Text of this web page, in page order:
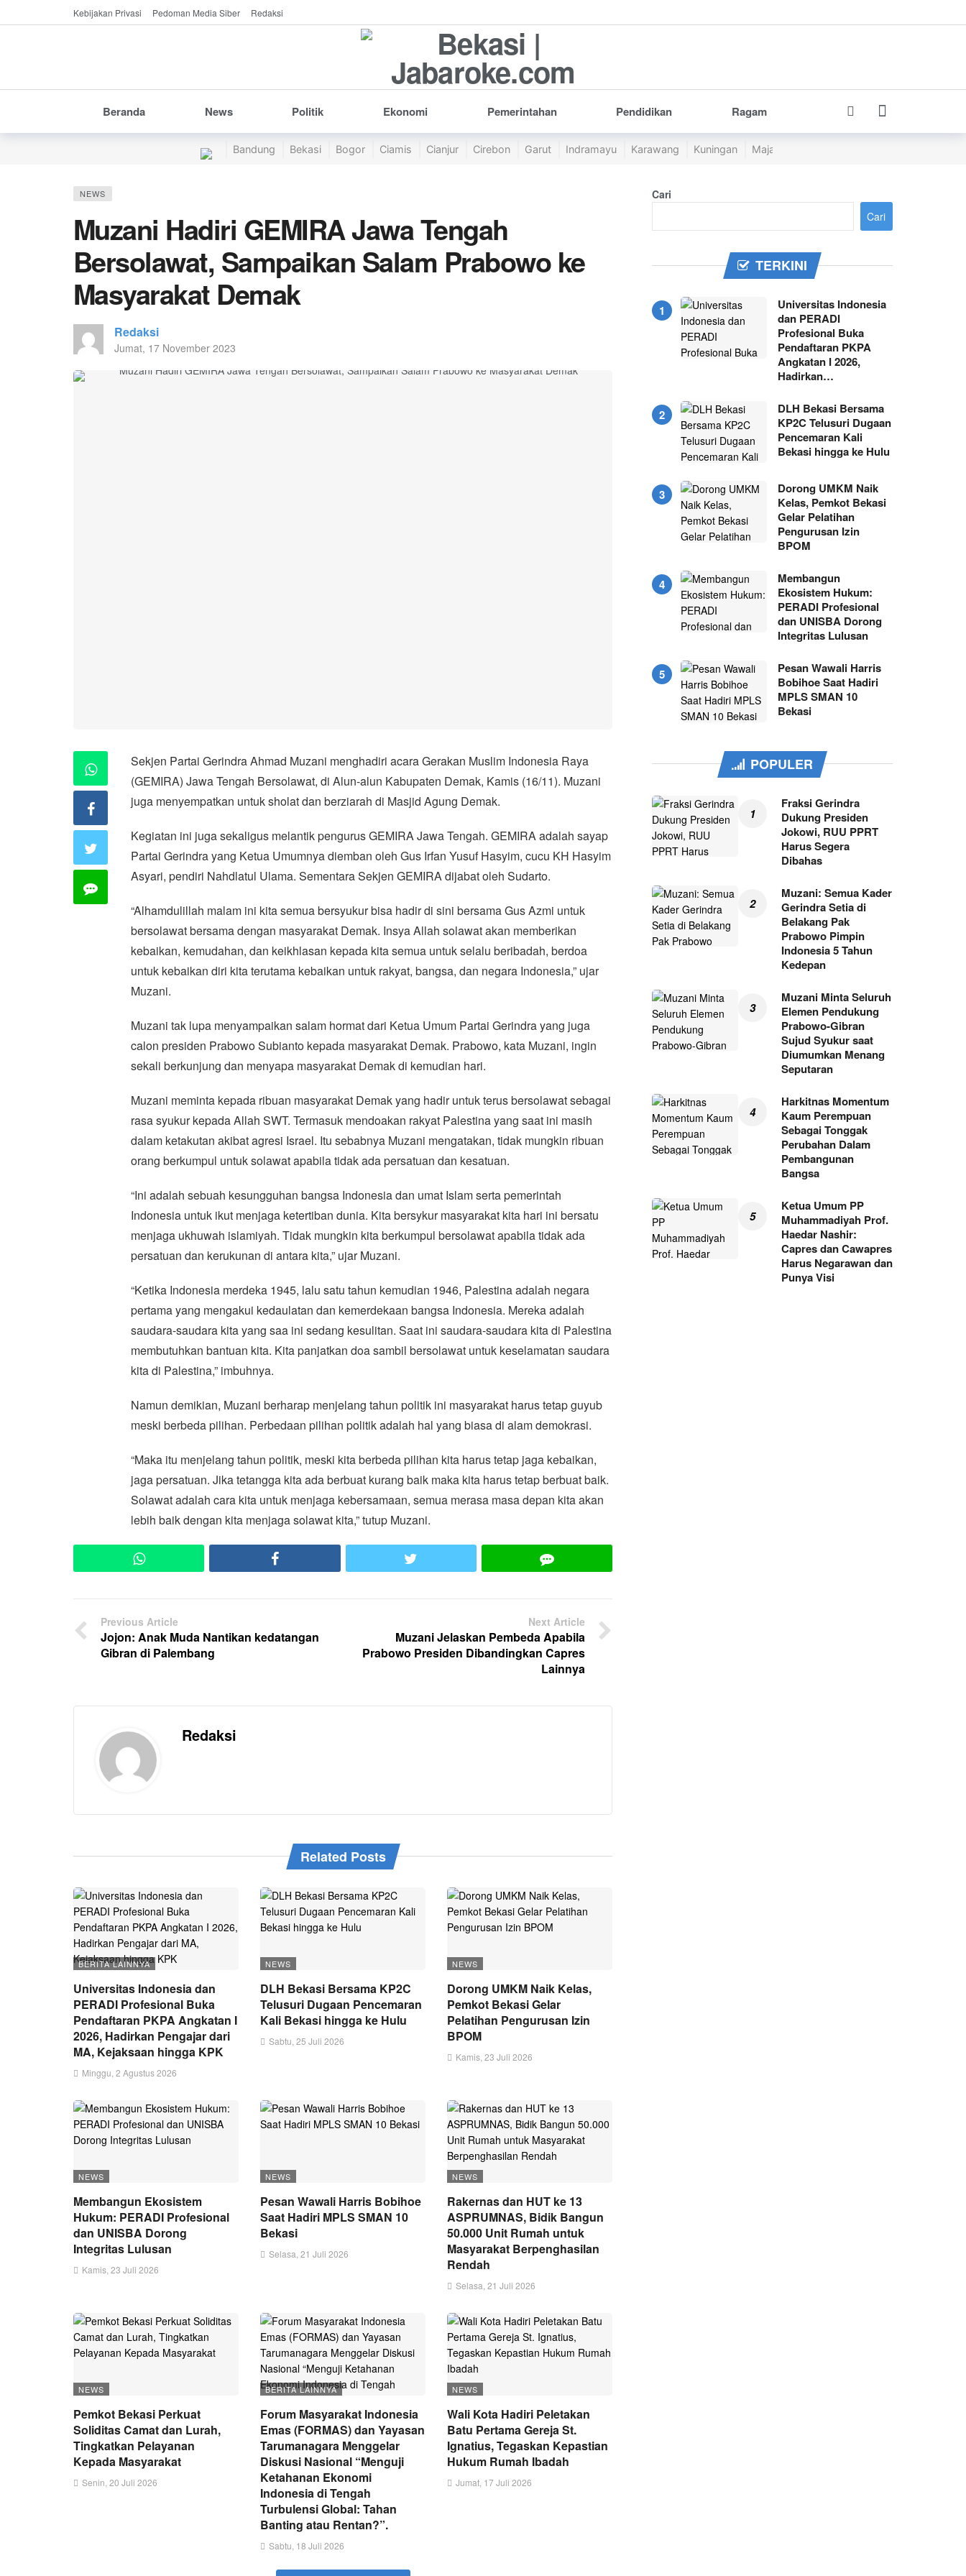
Kebijakan Privasi Pedoman Media Siber Redaksi
Beranda News Politik Ekonomi Pemerintahan Pendidikan Ragam
Bandung Bekasi Bogor Ciamis Cianjur Cirebon Garut Indramayu Karawang Kuningan Majalengka
NEWS
Muzani Hadiri GEMIRA Jawa Tengah
Bersolawat, Sampaikan Salam Prabowo ke
Masyarakat Demak
Redaksi
Jumat, 17 November 2023
Sekjen Partai Gerindra Ahmad Muzani menghadiri acara Gerakan Muslim Indonesia Raya
(GEMIRA) Jawa Tengah Bersolawat, di Alun-alun Kabupaten Demak, Kamis (16/11). Muzani
juga menyempatkan untuk sholat dan berziarah di Masjid Agung Demak.
Kegiatan ini juga sekaligus melantik pengurus GEMIRA Jawa Tengah. GEMIRA adalah sayap
Partai Gerindra yang Ketua Umumnya diemban oleh Gus Irfan Yusuf Hasyim, cucu KH Hasyim
Asyari, pendiri Nahdlatul Ulama. Sementara Sekjen GEMIRA dijabat oleh Sudarto.
“Alhamdulillah malam ini kita semua bersyukur bisa hadir di sini bersama Gus Azmi untuk
bersolawat bersama dengan masyarakat Demak. Insya Allah solawat akan memberikan
kebaikan, kemudahan, dan keikhlasan kepada kita semua untuk selalu beribadah, berdoa
untuk kebaikan diri kita terutama kebaikan untuk rakyat, bangsa, dan negara Indonesia,” ujar
Muzani.
Muzani tak lupa menyampaikan salam hormat dari Ketua Umum Partai Gerindra yang juga
calon presiden Prabowo Subianto kepada masyarakat Demak. Prabowo, kata Muzani, ingin
sekali berkunjung dan menyapa masyarakat Demak di kemudian hari.
Muzani meminta kepada ribuan masyarakat Demak yang hadir untuk terus bersolawat sebagai
rasa syukur kepada Allah SWT. Termasuk mendoakan rakyat Palestina yang saat ini masih
dalam ketakutan akibat agresi Israel. Itu sebabnya Muzani mengatakan, tidak mungkin ribuan
orang berkumpul untuk solawat apabila tidak ada persatuan dan kesatuan.
“Ini adalah sebuah kesungguhan bangsa Indonesia dan umat Islam serta pemerintah
Indonesia untuk ikut menjaga ketertiban dunia. Kita bersykur masyarakat kita hari ini bersatu
menjaga ukhuwah islamiyah. Tidak mungkin kita berkumpul bersolawat apabila tidak ada
persatuan dan kerukunan di antara kita,” ujar Muzani.
“Ketika Indonesia merdeka 1945, lalu satu tahun kemudian 1946, Palestina adalah negara
pertama yang mengakui kedaulatan dan kemerdekaan bangsa Indonesia. Mereka adalah
saudara-saudara kita yang saa ini sedang kesulitan. Saat ini saudara-saudara kita di Palestina
membutuhkan bantuan kita. Kita panjatkan doa sambil bersolawat untuk keselamatan saudara
kita di Palestina,” imbuhnya.
Namun demikian, Muzani berharap menjelang tahun politik ini masyarakat harus tetap guyub
meski berbeda pilihan. Perbedaan pilihan politik adalah hal yang biasa di alam demokrasi.
“Maka itu menjelang tahun politik, meski kita berbeda pilihan kita harus tetap jaga kebaikan,
jaga persatuan. Jika tetangga kita ada berbuat kurang baik maka kita harus tetap berbuat baik.
Solawat adalah cara kita untuk menjaga kebersamaan, semua merasa masa depan kita akan
lebih baik dengan kita menjaga solawat kita,” tutup Muzani.
Previous Article
Jojon: Anak Muda Nantikan kedatangan
Gibran di Palembang
Next Article
Muzani Jelaskan Pembeda Apabila
Prabowo Presiden Dibandingkan Capres
Lainnya
Redaksi
Related Posts
BERITA LAINNYA
Universitas Indonesia dan
PERADI Profesional Buka
Pendaftaran PKPA Angkatan I
2026, Hadirkan Pengajar dari
MA, Kejaksaan hingga KPK
Minggu, 2 Agustus 2026
NEWS
DLH Bekasi Bersama KP2C
Telusuri Dugaan Pencemaran
Kali Bekasi hingga ke Hulu
Sabtu, 25 Juli 2026
NEWS
Dorong UMKM Naik Kelas,
Pemkot Bekasi Gelar
Pelatihan Pengurusan Izin
BPOM
Kamis, 23 Juli 2026
NEWS
Membangun Ekosistem
Hukum: PERADI Profesional
dan UNISBA Dorong
Integritas Lulusan
Kamis, 23 Juli 2026
NEWS
Pesan Wawali Harris Bobihoe
Saat Hadiri MPLS SMAN 10
Bekasi
Selasa, 21 Juli 2026
NEWS
Rakernas dan HUT ke 13
ASPRUMNAS, Bidik Bangun
50.000 Unit Rumah untuk
Masyarakat Berpenghasilan
Rendah
Selasa, 21 Juli 2026
NEWS
Pemkot Bekasi Perkuat
Soliditas Camat dan Lurah,
Tingkatkan Pelayanan
Kepada Masyarakat
Senin, 20 Juli 2026
BERITA LAINNYA
Forum Masyarakat Indonesia
Emas (FORMAS) dan Yayasan
Tarumanagara Menggelar
Diskusi Nasional “Menguji
Ketahanan Ekonomi
Indonesia di Tengah
Turbulensi Global: Tahan
Banting atau Rentan?”.
Sabtu, 18 Juli 2026
NEWS
Wali Kota Hadiri Peletakan
Batu Pertama Gereja St.
Ignatius, Tegaskan Kepastian
Hukum Rumah Ibadah
Jumat, 17 Juli 2026
Cari
Cari
TERKINI
Universitas Indonesia
dan PERADI
Profesional Buka
Pendaftaran PKPA
Angkatan I 2026,
Hadirkan…
DLH Bekasi Bersama
KP2C Telusuri Dugaan
Pencemaran Kali
Bekasi hingga ke Hulu
Dorong UMKM Naik
Kelas, Pemkot Bekasi
Gelar Pelatihan
Pengurusan Izin
BPOM
Membangun
Ekosistem Hukum:
PERADI Profesional
dan UNISBA Dorong
Integritas Lulusan
Pesan Wawali Harris
Bobihoe Saat Hadiri
MPLS SMAN 10
Bekasi
POPULER
Fraksi Gerindra
Dukung Presiden
Jokowi, RUU PPRT
Harus Segera
Dibahas
Muzani: Semua Kader
Gerindra Setia di
Belakang Pak
Prabowo Pimpin
Indonesia 5 Tahun
Kedepan
Muzani Minta Seluruh
Elemen Pendukung
Prabowo-Gibran
Sujud Syukur saat
Diumumkan Menang
Seputaran
Harkitnas Momentum
Kaum Perempuan
Sebagai Tonggak
Perubahan Dalam
Pembangunan
Bangsa
Ketua Umum PP
Muhammadiyah Prof.
Haedar Nashir:
Capres dan Cawapres
Harus Negarawan dan
Punya Visi